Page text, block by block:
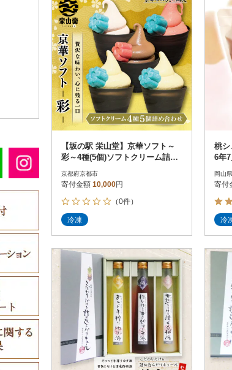
【坂の駅 栄山堂】京華ソフト～
彩～4種(5個)ソフトクリーム詰め
京都府京都市
寄付金額 10,000円
（0件）
冷凍
桃シ
6年
岡山
寄付
冷